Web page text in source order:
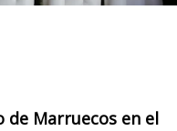
de Marruecos en el